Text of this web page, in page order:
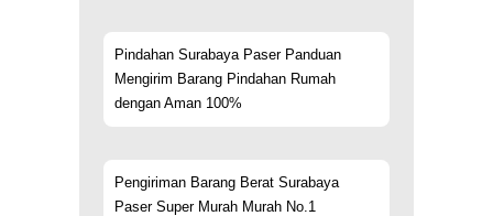
Pindahan Surabaya Paser Panduan
Mengirim Barang Pindahan Rumah
dengan Aman 100%
Pengiriman Barang Berat Surabaya
Paser Super Murah Murah No.1